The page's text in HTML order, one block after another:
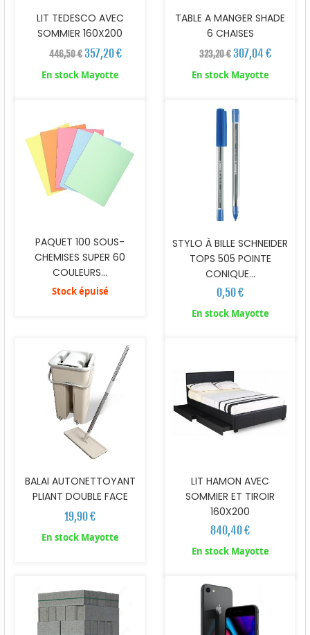
LIT TEDESCO AVEC
SOMMIER 160X200
446,50 € 357,20 €
En stock Mayotte
TABLE A MANGER SHADE
6 CHAISES
323,20 €307,04 €
En stock Mayotte
PAQUET 100 SOUS-
CHEMISES SUPER 60
COULEURS...
Stock épuisé
STYLO À BILLE SCHNEIDER
TOPS 505 POINTE
CONIQUE...
0,50 €
En stock Mayotte
BALAI AUTONETTOYANT
PLIANT DOUBLE FACE
19,90 €
En stock Mayotte
LIT HAMON AVEC
SOMMIER ET TIROIR
160X200
840,40 €
En stock Mayotte